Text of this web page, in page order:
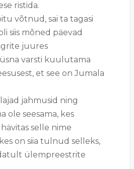
ristida.
võtnud, sai ta tagasi
siis mõned päevad
juures
varsti kuulutama
et see on Jumala
jahmusid ning
ole seesama, kes
selle nime
on siia tulnud selleks,
ülempreestrite